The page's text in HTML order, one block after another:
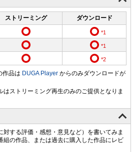
ストリーミング
ダウンロード
作品は DUGA Player からのみダウンロードが
対する評価・感想・意見など）を書いてみま
組の作品、または過去に購入した作品にレビ